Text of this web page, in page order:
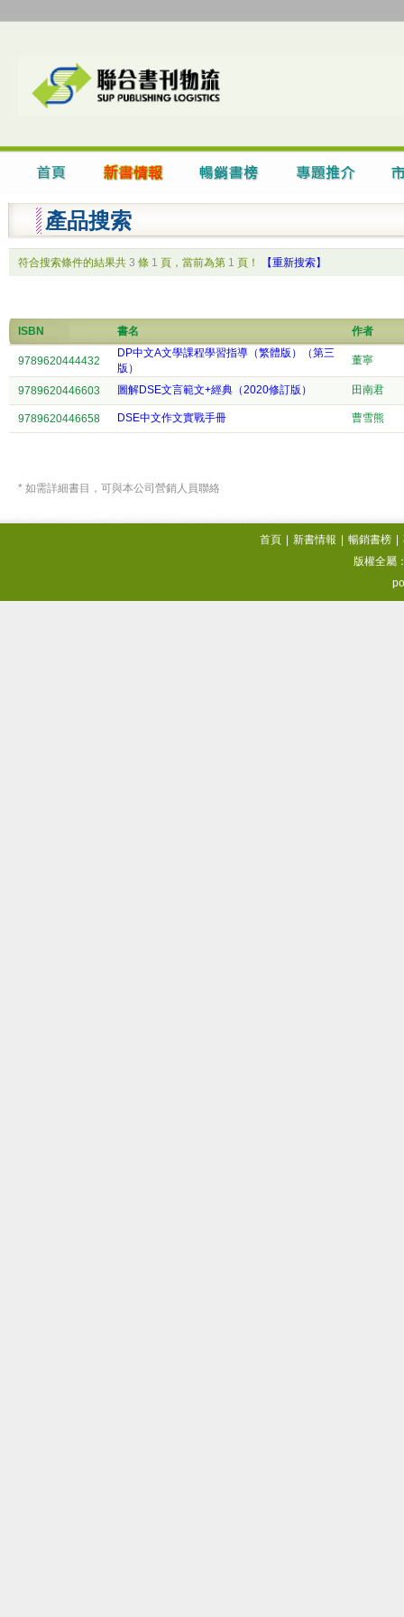
產品搜索
符合搜索條件的結果共 3 條 1 頁，當前為第 1 頁！ 【重新搜索】
ISBN 書名 作者
9789620444432
DP中文A文學課程學習指導（繁體版）（第三
版）
董寧
9789620446603 圖解DSE文言範文+經典（2020修訂版） 田南君
9789620446658 DSE中文作文實戰手冊 曹雪熊
* 如需詳細書目，可與本公司營銷人員聯絡
首頁 新書情報 暢銷書榜
版權全屬